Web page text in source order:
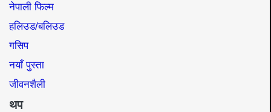
नेपाली फिल्म
हलिउड/बलिउड
गसिप
नयाँ पुस्ता
जीवनशैली
थप